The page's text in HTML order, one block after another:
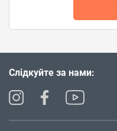
Слідкуйте за нами: